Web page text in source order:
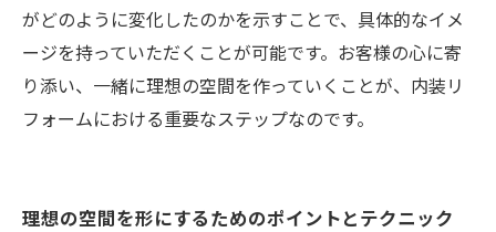
がどのように変化したのかを示すことで、具体的なイメ
ージを持っていただくことが可能です。お客様の心に寄
り添い、一緒に理想の空間を作っていくことが、内装リ
フォームにおける重要なステップなのです。
理想の空間を形にするためのポイントとテクニック